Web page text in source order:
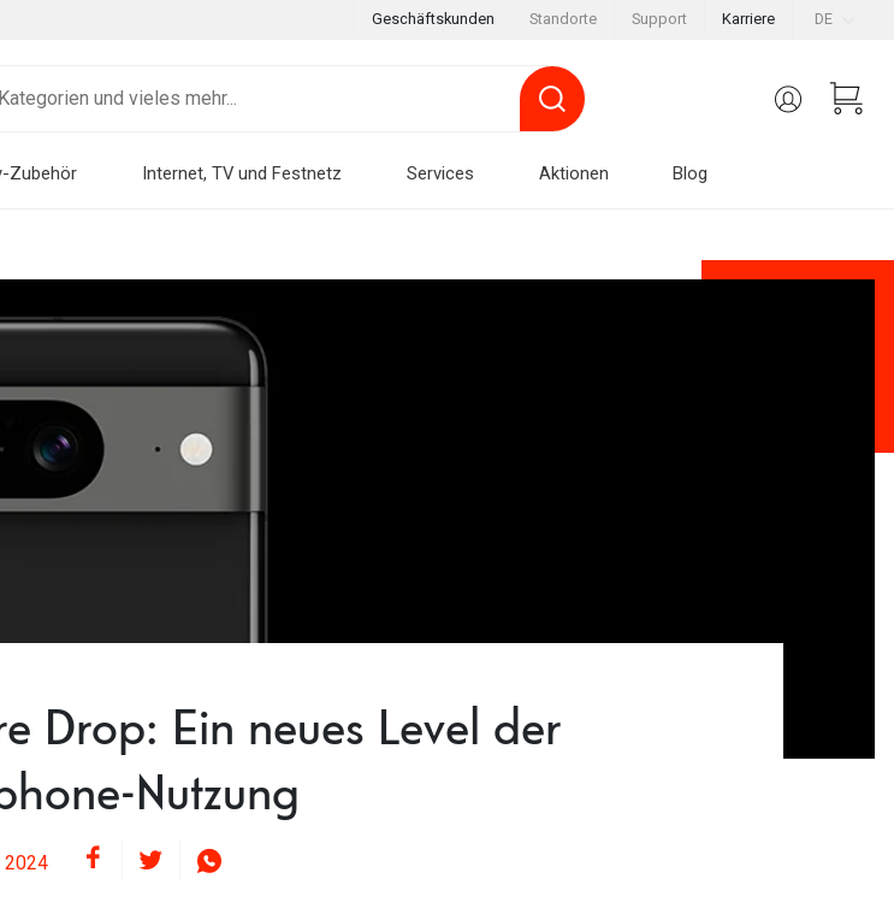
DE
Geschäftskunden Standorte Support Karriere
Zubehör Internet, TV und Festnetz Services Aktionen Blog
Drop: Ein neues Level der
Nutzung
2024